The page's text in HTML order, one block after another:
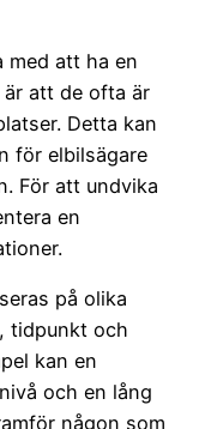
med att ha en
att de ofta är
Detta kan
för elbilsägare
För att undvika
en
på olika
tidpunkt och
kan en
och en lång
någon som